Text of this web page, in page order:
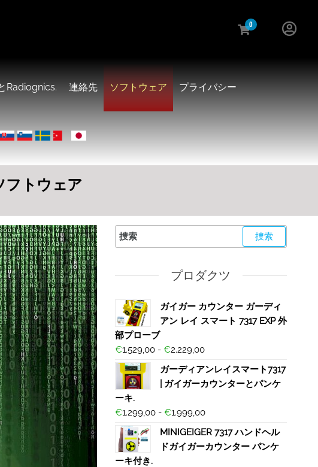
0
Radiognics. 連絡先 ソフトウェア プライバシー
フトウェア
プロダクツ
ガイガー カウンター ガーディ
アン レイ スマート 7317 EXP 外
部プローブ
€1.529,00 - €2.229,00
ガーディアンレイスマート7317
| ガイガーカウンターとパンケ
ーキ.
€1.299,00 - €1.999,00
MINIGEIGER 7317 ハンドヘル
ドガイガーカウンター パンケ
ーキ付き.